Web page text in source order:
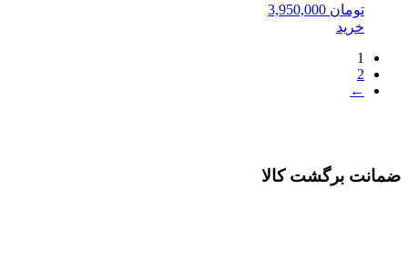
تومان
خرید
1
2
←
ضمانت برگشت کالا